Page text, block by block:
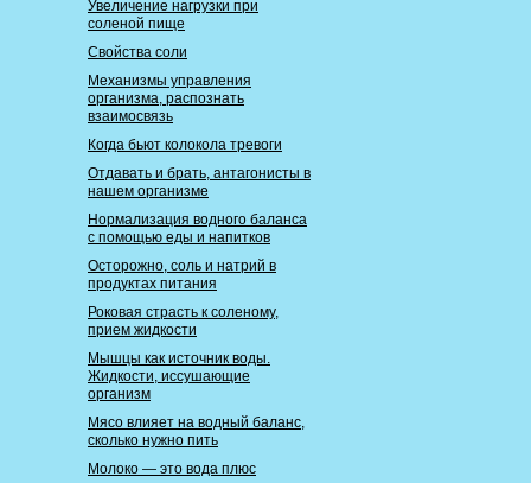
Увеличение нагрузки при
соленой пище
Свойства соли
Механизмы управления
организма, распознать
взаимосвязь
Когда бьют колокола тревоги
Отдавать и брать, антагонисты в
нашем организме
Нормализация водного баланса
с помощью еды и напитков
Осторожно, соль и натрий в
продуктах питания
Роковая страсть к соленому,
прием жидкости
Мышцы как источник воды.
Жидкости, иссушающие
организм
Мясо влияет на водный баланс,
сколько нужно пить
Молоко — это вода плюс